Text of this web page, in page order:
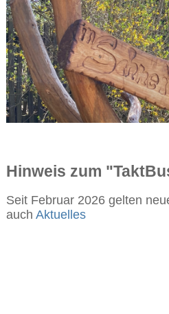
Hinweis zum
Seit Februar 2026 gelten
auch Aktuelles